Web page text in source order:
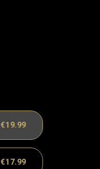
€19.99
€17.99